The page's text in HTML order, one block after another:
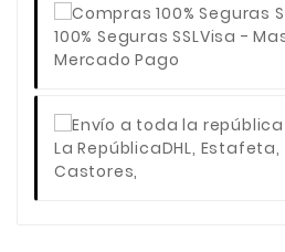
100% Seguras SSLVisa -
Mercado Pago
La RepúblicaDHL, Estafeta,
Castores,